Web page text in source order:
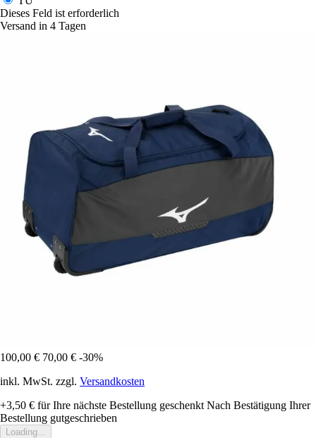
Dieses Feld ist erforderlich
Versand in 4 Tagen
100,00 € 70,00 € -30%
inkl. MwSt. zzgl. Versandkosten
+3,50 € für Ihre nächste Bestellung geschenkt Nach Bestätigung Ihrer
Bestellung gutgeschrieben
Loading...